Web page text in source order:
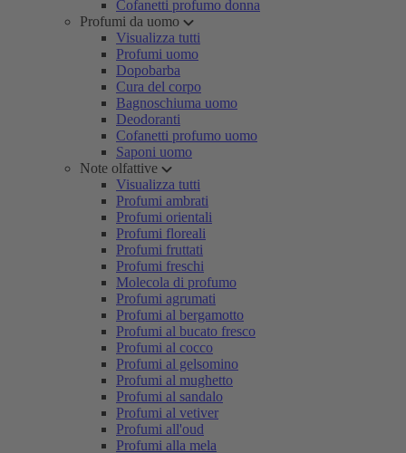
Cofanetti profumo donna
Profumi da uomo
Visualizza tutti
Profumi uomo
Dopobarba
Cura del corpo
Bagnoschiuma uomo
Deodoranti
Cofanetti profumo uomo
Saponi uomo
Note olfattive
Visualizza tutti
Profumi ambrati
Profumi orientali
Profumi floreali
Profumi fruttati
Profumi freschi
Molecola di profumo
Profumi agrumati
Profumi al bergamotto
Profumi al bucato fresco
Profumi al cocco
Profumi al gelsomino
Profumi al mughetto
Profumi al sandalo
Profumi al vetiver
Profumi all'oud
Profumi alla mela